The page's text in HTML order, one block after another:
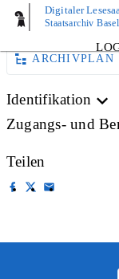
Digitaler
Staatsarchiv
AKTE
ARCHIVPLAN
Identifikation
Zugangs- und
Teilen